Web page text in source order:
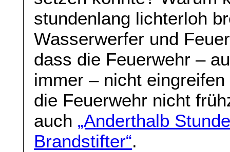
stundenlang lichterloh
Wasserwerfer und
dass die Feuerwehr –
immer – nicht
die Feuerwehr nicht
auch „Anderthalb
Brandstifter“.